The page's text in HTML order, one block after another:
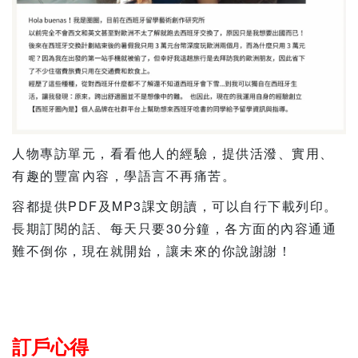
人物專訪單元，看看他人的經驗，提供活潑、實用、
有趣的豐富內容，學語言不再痛苦。
容都提供PDF及MP3課文朗讀，可以自行下載列印。
長期訂閱的話、每天只要30分鐘，各方面的內容通通
難不倒你，現在就開始，讓未來的你說謝謝！
訂戶心得